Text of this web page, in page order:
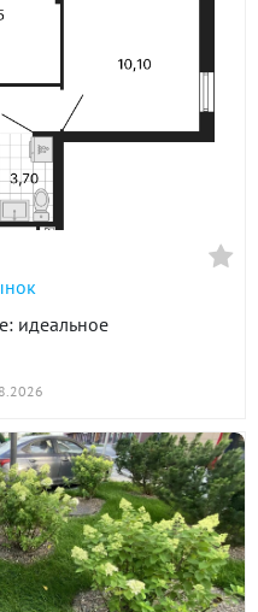
идеальное